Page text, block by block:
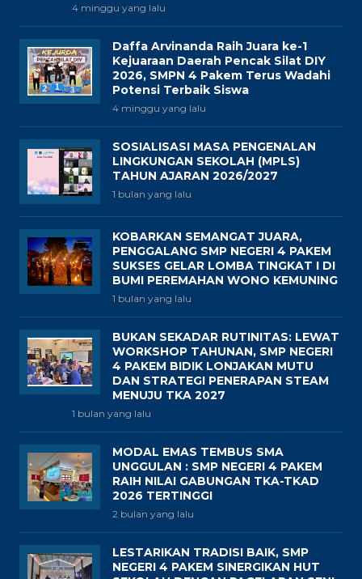
4 minggu yang lalu
Daffa Arvinanda Raih Juara ke-1
Kejuaraan Daerah Pencak Silat DIY
2026, SMPN 4 Pakem Terus Wadahi
Potensi Terbaik Siswa
4 minggu yang lalu
SOSIALISASI MASA PENGENALAN
LINGKUNGAN SEKOLAH (MPLS)
TAHUN AJARAN 2026/2027
1 bulan yang lalu
KOBARKAN SEMANGAT JUARA,
PENGGALANG SMP NEGERI 4 PAKEM
SUKSES GELAR LOMBA TINGKAT I DI
BUMI PEREMAHAN WONO KEMUNING
1 bulan yang lalu
BUKAN SEKADAR RUTINITAS: LEWAT
WORKSHOP TAHUNAN, SMP NEGERI
4 PAKEM BIDIK LONJAKAN MUTU
DAN STRATEGI PENERAPAN STEAM
MENUJU TKA 2027
1 bulan yang lalu
MODAL EMAS TEMBUS SMA
UNGGULAN : SMP NEGERI 4 PAKEM
RAIH NILAI GABUNGAN TKA-TKAD
2026 TERTINGGI
2 bulan yang lalu
LESTARIKAN TRADISI BAIK, SMP
NEGERI 4 PAKEM SINERGIKAN HUT